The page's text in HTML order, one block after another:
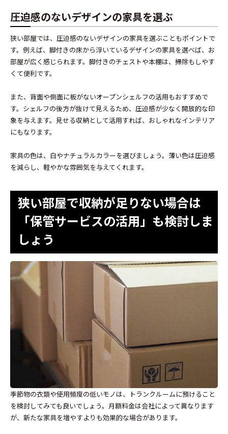
圧迫感のないデザインの家具を選ぶ
狭い部屋では、圧迫感のないデザインの家具を選ぶこともポイントで
す。例えば、脚付きの床から浮いているデザインの家具を選べば、お
部屋が広く感じられます。脚付きのチェストや本棚は、掃除もしやす
くて便利です。
また、背面や側面に板がないオープンシェルフの活用もおすすめで
す。シェルフの後方が抜けて見えるため、圧迫感が少なく開放的な印
象を与えます。見せる収納として活用すれば、おしゃれなインテリア
にもなります。
家具の色は、白やナチュラルカラーを選びましょう。薄い色は圧迫感
を減らし、軽やかな雰囲気を与えてくれます。
狭い部屋で収納が足りない場合は
「保管サービスの活用」も検討しま
しょう
季節物の衣類や使用頻度の低いモノは、トランクルームに預けること
を検討してみても良いでしょう。月額料金は会社によって異なります
が、新たな家具を増やすよりも効果的な場合があります。